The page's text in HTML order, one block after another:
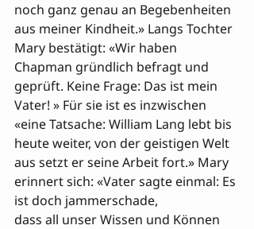
noch ganz genau an Begebenheiten
aus meiner Kindheit.» Langs Tochter
Mary bestätigt: «Wir haben
Chapman gründlich befragt und
geprüft. Keine Frage: Das ist mein
Vater! » Für sie ist es inzwischen
«eine Tatsache: William Lang lebt bis
heute weiter, von der geistigen Welt
aus setzt er seine Arbeit fort.» Mary
erinnert sich: «Vater sagte einmal: Es
ist doch jammerschade,
dass all unser Wissen und Können